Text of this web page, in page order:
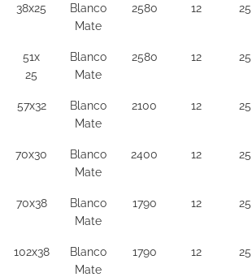
38x25
Blanco
Mate
2580 12 25
51x
25
Blanco
Mate
2580 12 25
57x32
Blanco
Mate
2100 12 25
70x30
Blanco
Mate
2400 12 25
70x38
Blanco
Mate
1790 12 25
102x38
Blanco
Mate
1790 12 25